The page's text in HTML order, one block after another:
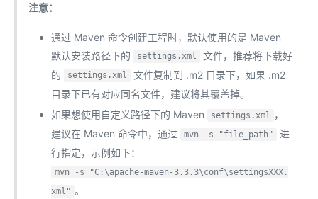
注意：
通过 Maven 命令创建工程时，默认使用的是 Maven
默认安装路径下的
settings.xml
文件，推荐将下载好
的
settings.xml
文件复制到 .m2 目录下，如果 .m2
目录下已有对应同名文件，建议将其覆盖掉。
如果想使用自定义路径下的 Maven
settings.xml ，
建议在 Maven 命令中，通过
mvn -s "file_path"
进
行指定，示例如下：
mvn -s "C:\apache-maven-3.3.3\conf\settingsXXX.
xml" 。